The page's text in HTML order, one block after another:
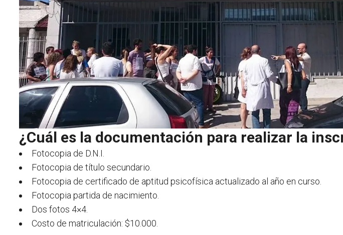
¿Cuál es la documentación para realizar la
Fotocopia de D.N.I.
Fotocopia de título secundario.
Fotocopia de certificado de aptitud psicofísica actualizado al año en curso.
Fotocopia partida de nacimiento.
Dos fotos 4×4.
Costo de matriculación: $10.000.